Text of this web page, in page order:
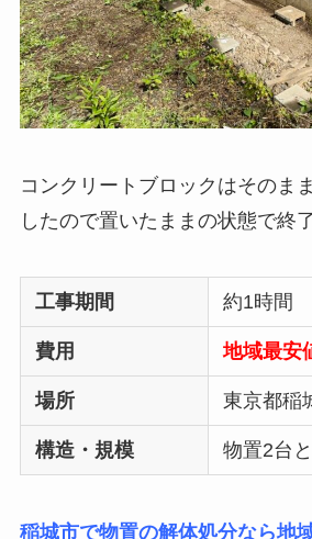
コンクリートブロックはそのま
したので置いたままの状態で終
工事期間 約1時間
費用 地域最安
場所 東京都稲
構造・規模 物置2台
稲城市で物置の解体処分なら地